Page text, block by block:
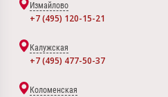
Измайлово
+7 (495) 120-15-21
Калужская
+7 (495) 477-50-37
Коломенская